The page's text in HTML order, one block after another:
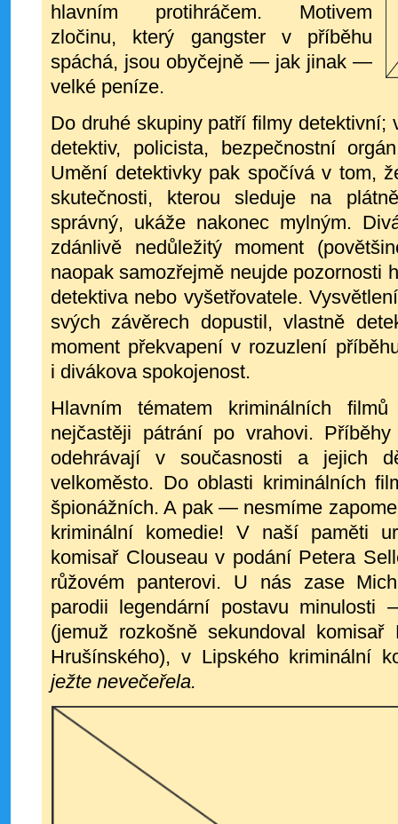
hlavním protihráčem. Motivem
zločinu, který gangster v příběhu
spáchá, jsou obyčejně — jak jinak —
velké peníze.
Do druhé skupiny patří filmy
detektiv, policista, bezpečnostní
Umění detektivky pak spočívá v tom,
skutečnosti, kterou sleduje na
správný, ukáže nakonec mylným.
zdánlivě nedůležitý moment
naopak samozřejmě neujde pozornosti
detektiva nebo vyšetřovatele.
svých závěrech dopustil, vlastně
moment překvapení v rozuzlení
i divákova spokojenost.
Hlavním tématem kriminálních
nejčastěji pátrání po vrahovi. Pří
odehrávají v současnosti a jejich
velkoměsto. Do oblasti kriminálních
špionážních. A pak — nesmíme
kriminální komedie! V naší paměti
komisař Clouseau v podání Petera
růžovém panterovi. U nás zase
parodii legendární postavu minulosti
(jemuž rozkošně sekundoval
Hrušínského), v Lipského kriminální
ježte nevečeřela.